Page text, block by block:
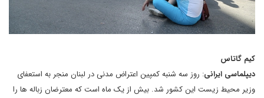
کیم گاتاس
دیپلماسی ایرانی: روز سه شنبه کمپین اعتراض مدنی در لبنان منجر به استعفای
وزیر محیط زیست این کشور شد. بیش از یک ماه است که معترضان زباله ها را